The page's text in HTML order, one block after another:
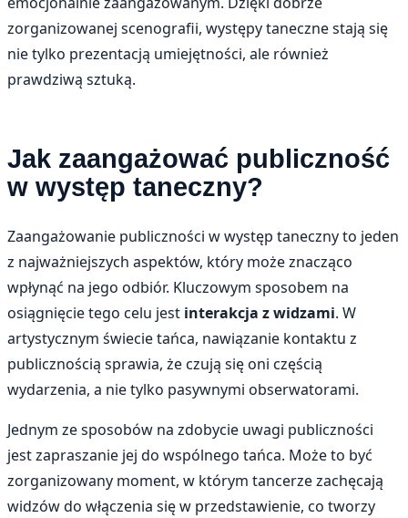
zorganizowanej scenografii, występy taneczne stają się
nie tylko prezentacją umiejętności, ale również
prawdziwą sztuką.
Jak zaangażować publiczność
w występ taneczny?
Zaangażowanie publiczności w występ taneczny to jeden
z najważniejszych aspektów, który może znacząco
wpłynąć na jego odbiór. Kluczowym sposobem na
osiągnięcie tego celu jest interakcja z widzami. W
artystycznym świecie tańca, nawiązanie kontaktu z
publicznością sprawia, że czują się oni częścią
wydarzenia, a nie tylko pasywnymi obserwatorami.
Jednym ze sposobów na zdobycie uwagi publiczności
jest zapraszanie jej do wspólnego tańca. Może to być
zorganizowany moment, w którym tancerze zachęcają
widzów do włączenia się w przedstawienie, co tworzy